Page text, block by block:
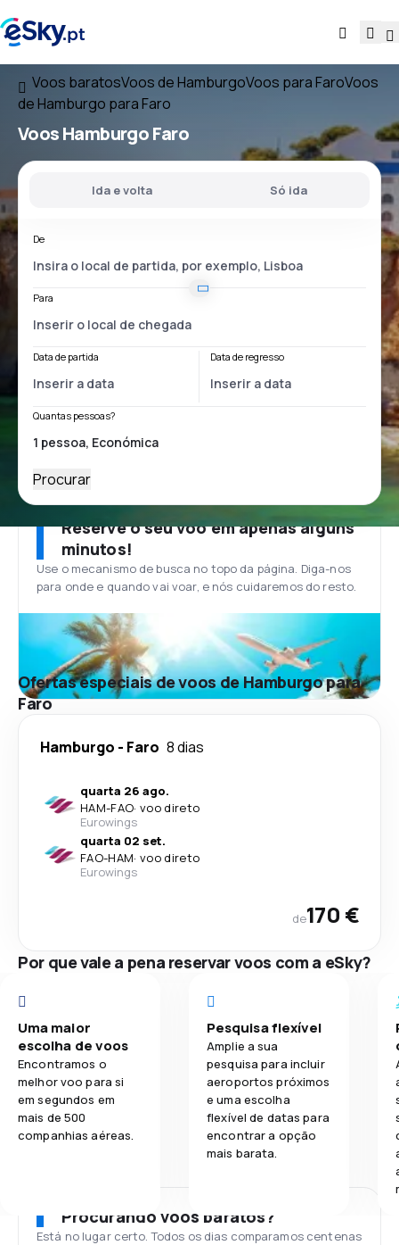
Voos baratosVoos de HamburgoVoos para FaroVoos
de Hamburgo para Faro
Voos Hamburgo Faro
Ida e volta Só ida
De
Para
Data de partida Data de regresso
Quantas pessoas?
Procurar
Reserve o seu voo em apenas alguns
minutos!
Use o mecanismo de busca no topo da página. Diga-nos
para onde e quando vai voar, e nós cuidaremos do resto.
Ofertas especiais de voos de Hamburgo para
Faro
Hamburgo - Faro 8 dias
quarta 26 ago.
HAM-FAO· voo direto
Eurowings
quarta 02 set.
FAO-HAM· voo direto
Eurowings
de170 €
Por que vale a pena reservar voos com a eSky?
Uma maior
escolha de voos
Encontramos o
melhor voo para si
em segundos em
mais de 500
companhias aéreas.
Pesquisa flexível
Amplie a sua
pesquisa para incluir
aeroportos próximos
e uma escolha
flexível de datas para
encontrar a opção
mais barata.
Procurando voos baratos?
Está no lugar certo. Todos os dias comparamos centenas